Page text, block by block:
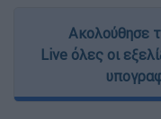
Ακολούθησε
Live όλες οι